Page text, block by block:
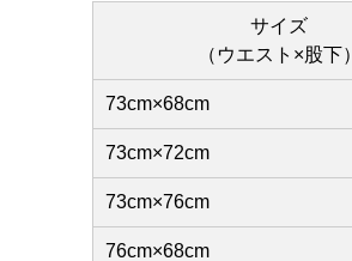
サイズ
（ウエスト×股下）
73cm×68cm
73cm×72cm
73cm×76cm
76cm×68cm